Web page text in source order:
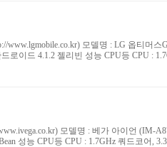
www.lgmobile.co.kr) 모델명 : LG 옵티머
이드 4.1.2 젤리빈 성능 CPU등 CPU :
모델명 : 베가 아이언 (IM-
성능 CPU등 CPU : 1.7GHz 쿼드코어,